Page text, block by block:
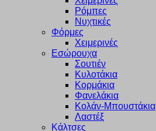
Ρόμπες
Νυχτικές
Φόρμες
Χειμερινές
Εσώρουχα
Σουτιέν
Κυλοτάκια
Κορμάκια
Φανελάκια
Κολάν-Μπουστάκια
Λαστέξ
Κάλτσες